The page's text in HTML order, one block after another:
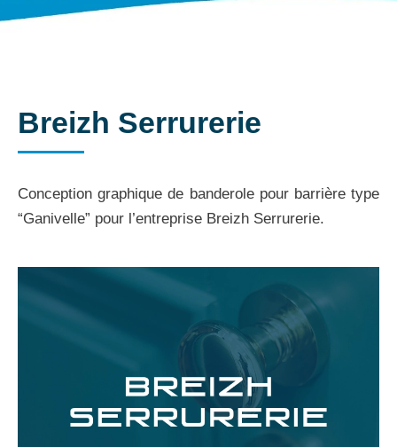
Breizh Serrurerie
Conception graphique de banderole pour barrière type
“Ganivelle” pour l’entreprise Breizh Serrurerie.